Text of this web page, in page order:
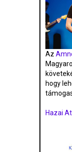
Az
hogy
Hazai